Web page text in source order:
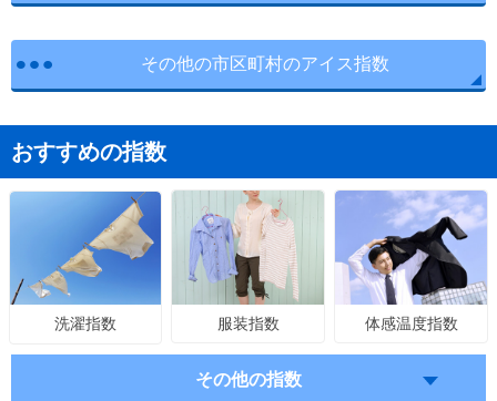
その他の市区町村のアイス指数
おすすめの指数
洗濯指数 服装指数 体感温度指数
その他の指数